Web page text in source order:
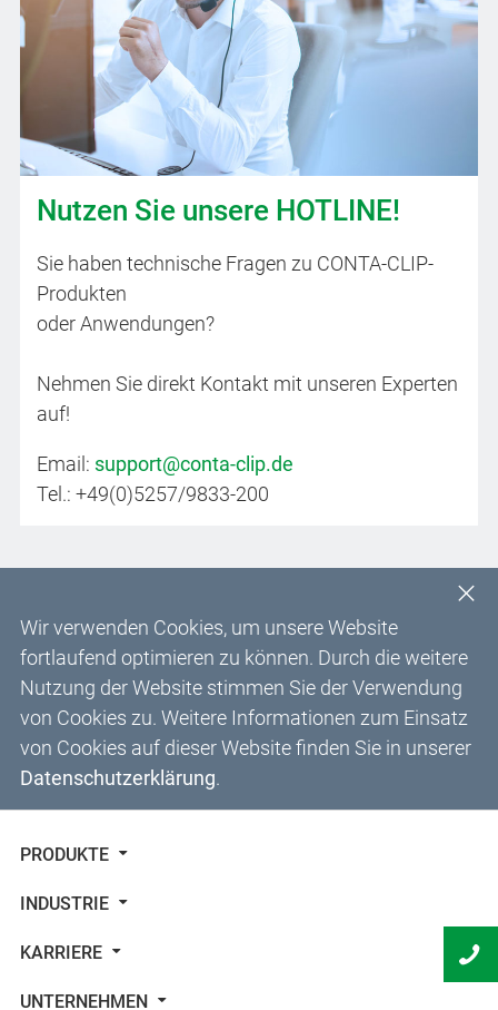
Nutzen Sie unsere HOTLINE!
Sie haben technische Fragen zu CONTA-CLIP-
Produkten
oder Anwendungen?
Nehmen Sie direkt Kontakt mit unseren Experten
auf!
Email: support@conta-clip.de
Tel.: +49(0)5257/9833-200
Wir verwenden Cookies, um unsere Website
fortlaufend optimieren zu können. Durch die weitere
Nutzung der Website stimmen Sie der Verwendung
von Cookies zu. Weitere Informationen zum Einsatz
von Cookies auf dieser Website finden Sie in unserer
Datenschutzerklärung.
PRODUKTE
INDUSTRIE
KARRIERE
UNTERNEHMEN